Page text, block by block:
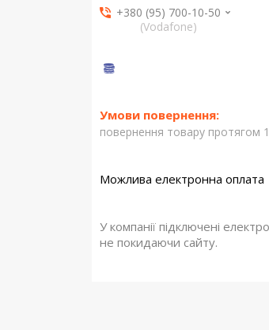
+380 (95) 700-10-50
(Vodafone)
повернення товару протягом
У компанії підключені
не покидаючи сайту.